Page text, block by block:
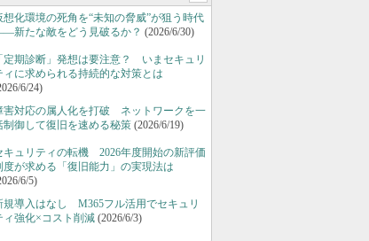
想化環境の死角を“未知の脅威”が狙う時代
新たな敵をどう見破るか？ (2026/6/30)
「定期診断」発想は要注意？ いまセキュリ
ィに求められる持続的な対策とは
6/24)
害対応の属人化を打破 ネットワークを一
制御して復旧を速める秘策 (2026/6/19)
キュリティの転機 2026年度開始の新評価
度が求める「復旧能力」の実現法は
6/5)
規導入はなし M365フル活用でセキュリ
ィ強化×コスト削減 (2026/6/3)